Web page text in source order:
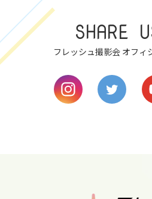
7
sun
mon
SHARE
フレッシュ撮影会 オフィ